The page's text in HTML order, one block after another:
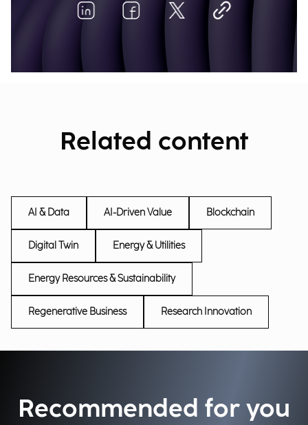
Related content
AI & Data AI-Driven Value Blockchain
Digital Twin Energy & Utilities
Energy Resources & Sustainability
Regenerative Business Research Innovation
Recommended for you